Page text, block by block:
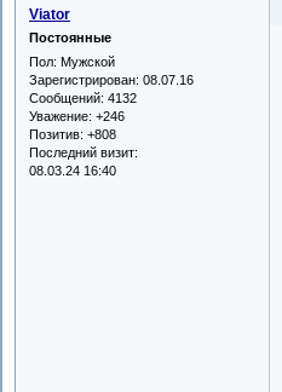
Viator
Постоянные
Пол: Мужской
Зарегистрирован: 08.07.16
Сообщений: 4132
Уважение: +246
Позитив: +808
Последний визит:
08.03.24 16:40